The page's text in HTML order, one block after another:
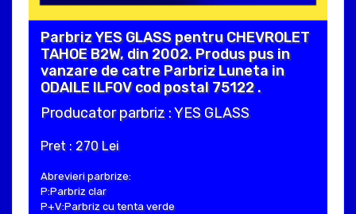
Parbriz YES GLASS pentru CHEVROLET
TAHOE B2W, din 2002. Produs pus in
vanzare de catre Parbriz Luneta in
ODAILE ILFOV cod postal 75122 .
Producator parbriz : YES GLASS
Pret : 270 Lei
Abrevieri parbrize:
P:Parbriz clar
P+V:Parbriz cu tenta verde